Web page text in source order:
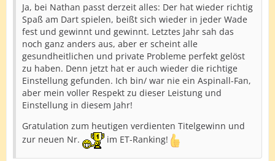
Ja, bei Nathan passt derzeit alles: Der hat wieder richtig
Spaß am Dart spielen, beißt sich wieder in jeder Wade
fest und gewinnt und gewinnt. Letztes Jahr sah das
noch ganz anders aus, aber er scheint alle
gesundheitlichen und private Probleme perfekt gelöst
zu haben. Denn jetzt hat er auch wieder die richtige
Einstellung gefunden. Ich bin/ war nie ein Aspinall-Fan,
aber mein voller Respekt zu dieser Leistung und
Einstellung in diesem Jahr!
Gratulation zum heutigen verdienten Titelgewinn und
zur neuen Nr.
im ET-Ranking!